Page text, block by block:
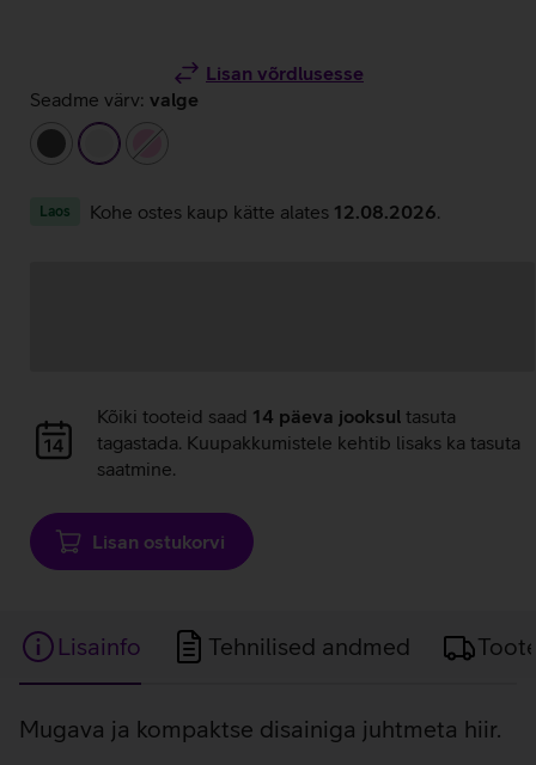
Lisan võrdlusesse
Seadme värv: valge
tumehallvalgeheleroosa
Laos Kohe ostes kaup kätte alates 12.08.2026
laadimine
Andmete
laadimine
Kõiki tooteid saad 14 päeva jooksul tasuta
tagastada. Kuupakkumistele kehtib lisaks ka tasuta
saatmine.
Lisan ostukorvi
Lisainfo Tehnilised andmed
Lisainfo
Mugava ja kompaktse disainiga juhtmeta hiir.